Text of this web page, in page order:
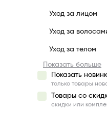
Уход за лицом
Уход за
Уход за телом
Показать больше
Показать
только товары
Товары со
скидки или